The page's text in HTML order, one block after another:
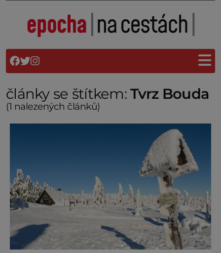
články se štítkem:Tvrz Bouda
(1 nalezených článků)